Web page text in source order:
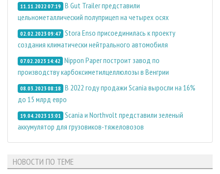
11.11.2022 07:19 В Gut Trailer представили
цельнометаллический полуприцеп на четырех осях
02.02.2023 09:47 Stora Enso присоединилась к проекту
создания климатически нейтрального автомобиля
07.02.2023 14:42 Nippon Paper построит завод по
производству карбоксиметилцеллюлозы в Венгрии
08.03.2023 08:18 В 2022 году продажи Scania выросли на 16%
до 15 млрд евро
19.04.2023 13:01 Scania и Northvolt представили зеленый
аккумулятор для грузовиков-тяжеловозов
НОВОСТИ ПО ТЕМЕ